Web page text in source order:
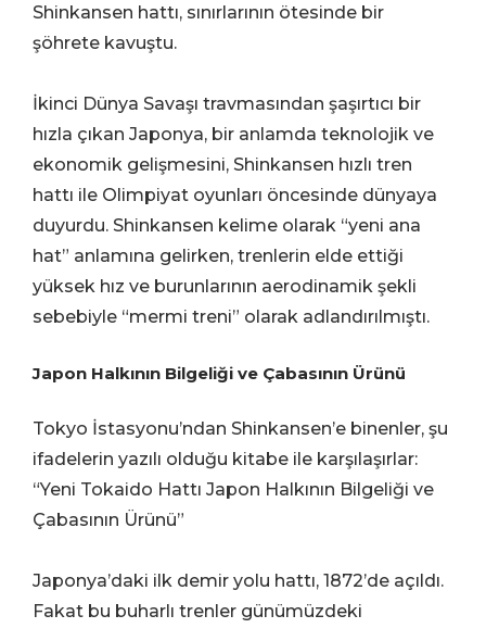
Shinkansen hattı, sınırlarının ötesinde bir
şöhrete kavuştu.
İkinci Dünya Savaşı travmasından şaşırtıcı bir
hızla çıkan Japonya, bir anlamda teknolojik ve
ekonomik gelişmesini, Shinkansen hızlı tren
hattı ile Olimpiyat oyunları öncesinde dünyaya
duyurdu. Shinkansen kelime olarak “yeni ana
hat” anlamına gelirken, trenlerin elde ettiği
yüksek hız ve burunlarının aerodinamik şekli
sebebiyle “mermi treni” olarak adlandırılmıştı.
Japon Halkının Bilgeliği ve Çabasının Ürünü
Tokyo İstasyonu’ndan Shinkansen’e binenler, şu
ifadelerin yazılı olduğu kitabe ile karşılaşırlar:
“Yeni Tokaido Hattı Japon Halkının Bilgeliği ve
Çabasının Ürünü”
Japonya’daki ilk demir yolu hattı, 1872’de açıldı.
Fakat bu buharlı trenler günümüzdeki